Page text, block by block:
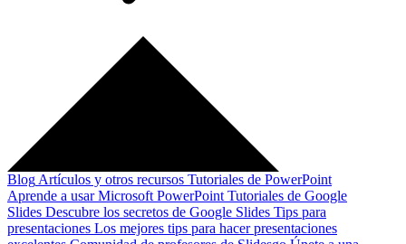
Blog Artículos y otros recursos Tutoriales de PowerPoint
Aprende a usar Microsoft PowerPoint Tutoriales de Google
Slides Descubre los secretos de Google Slides Tips para
presentaciones Los mejores tips para hacer presentaciones